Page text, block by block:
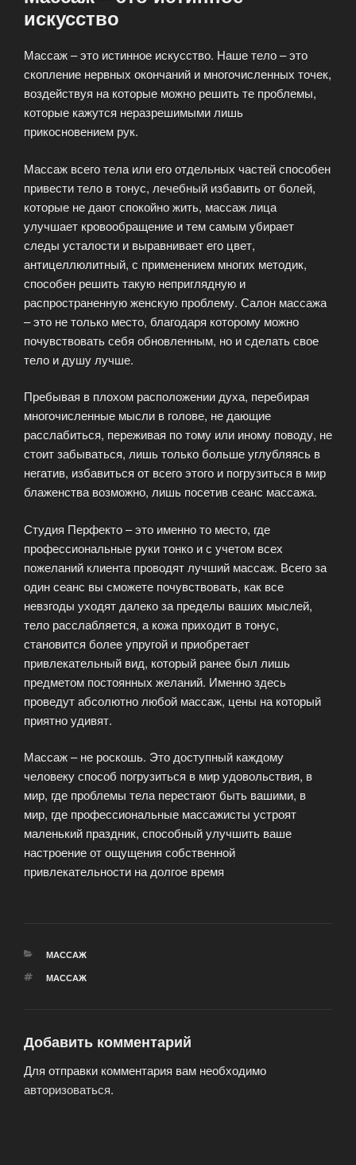
искусство
Массаж – это истинное искусство. Наше тело – это
скопление нервных окончаний и многочисленных точек,
воздействуя на которые можно решить те проблемы,
которые кажутся неразрешимыми лишь
прикосновением рук.
Массаж всего тела или его отдельных частей способен
привести тело в тонус, лечебный избавить от болей,
которые не дают спокойно жить, массаж лица
улучшает кровообращение и тем самым убирает
следы усталости и выравнивает его цвет,
антицеллюлитный, с применением многих методик,
способен решить такую неприглядную и
распространенную женскую проблему. Салон массажа
– это не только место, благодаря которому можно
почувствовать себя обновленным, но и сделать свое
тело и душу лучше.
Пребывая в плохом расположении духа, перебирая
многочисленные мысли в голове, не дающие
расслабиться, переживая по тому или иному поводу, не
стоит забываться, лишь только больше углубляясь в
негатив, избавиться от всего этого и погрузиться в мир
блаженства возможно, лишь посетив сеанс массажа.
Студия Перфекто – это именно то место, где
профессиональные руки тонко и с учетом всех
пожеланий клиента проводят лучший массаж. Всего за
один сеанс вы сможете почувствовать, как все
невзгоды уходят далеко за пределы ваших мыслей,
тело расслабляется, а кожа приходит в тонус,
становится более упругой и приобретает
привлекательный вид, который ранее был лишь
предметом постоянных желаний. Именно здесь
проведут абсолютно любой массаж, цены на который
приятно удивят.
Массаж – не роскошь. Это доступный каждому
человеку способ погрузиться в мир удовольствия, в
мир, где проблемы тела перестают быть вашими, в
мир, где профессиональные массажисты устроят
маленький праздник, способный улучшить ваше
настроение от ощущения собственной
привлекательности на долгое время
РУБРИКИ
МАССАЖ
МЕТКИ
МАССАЖ
Добавить комментарий
Для отправки комментария вам необходимо
авторизоваться.